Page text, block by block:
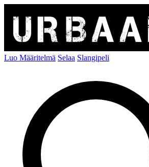
Luo Määritelmä Selaa Slangipeli